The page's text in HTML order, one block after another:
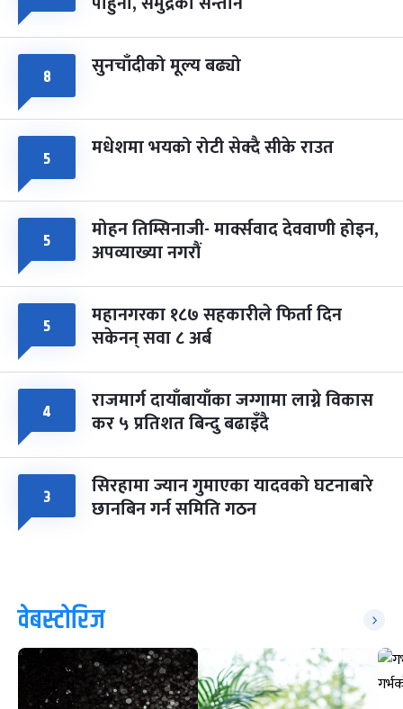
८ सुनचाँदीको मूल्य बढ्यो
५ मधेशमा भयको रोटी सेक्दै सीके राउत
५ मोहन तिम्सिनाजी- मार्क्सवाद देववाणी होइन,
अपव्याख्या नगरौं
५ महानगरका १८७ सहकारीले फिर्ता दिन
सकेनन् सवा ८ अर्ब
४ राजमार्ग दायाँबायाँका जग्गामा लाग्ने विकास
कर ५ प्रतिशत बिन्दु बढाइँदै
३ सिरहामा ज्यान गुमाएका यादवको घटनाबारे
छानबिन गर्न समिति गठन
वेबस्टोरिज